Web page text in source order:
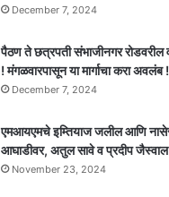
December 7, 2024
पैठण ते छत्रपती संभाजीनगर रोडवरील
! मंगळवारपासून या मार्गाचा करा अवलंब
December 7, 2024
एमआयएमचे इम्तियाज जलील आणि नासेर
आघाडीवर, अतुल सावे व प्रदीप जैस्वाल
November 23, 2024